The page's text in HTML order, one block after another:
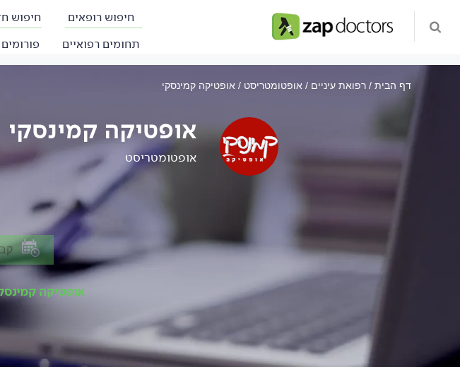
חיפוש רופאים חיפוש
תחומים רפואיים
דף הבית רפואת עיניים אופטומטריסט אופטיקה קמינסקי
אופטיקה קמינסקי
אופטומטריסט
אופטיקה